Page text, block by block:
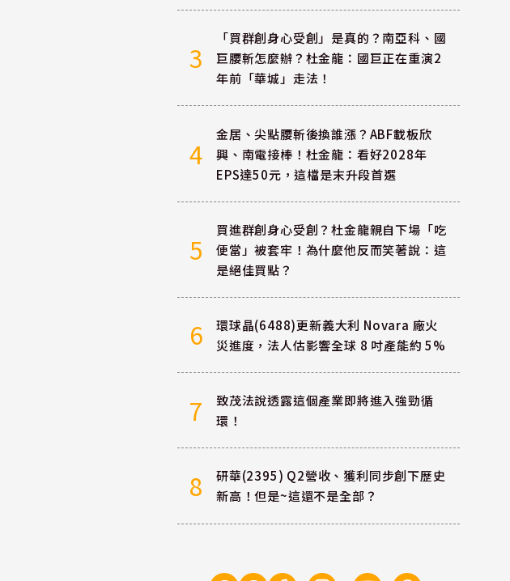
3
「買群創身心受創」是真的？南亞科、國
巨腰斬怎麼辦？杜金龍：國巨正在重演2
年前「華城」走法！
4
金居、尖點腰斬後換誰漲？ABF載板欣
興、南電接棒！杜金龍：看好2028年
EPS達50元，這檔是末升段首選
5
買進群創身心受創？杜金龍親自下場「吃
便當」被套牢！為什麼他反而笑著說：這
是絕佳買點？
6
環球晶(6488)更新義大利 Novara 廠火
災進度，法人估影響全球 8 吋產能約 5%
7
致茂法說透露這個產業即將進入強勁循
環！
8
研華(2395) Q2營收、獲利同步創下歷史
新高！但是~這還不是全部？